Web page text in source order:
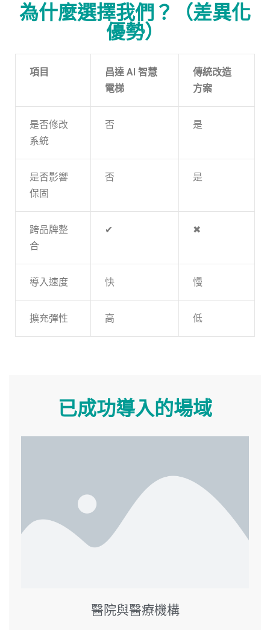
為什麼選擇我們？（差異化
優勢）
項目
昌達 AI 智慧
電梯
傳統改造
方案
是否修改
系統
否 是
是否影響
保固
否 是
跨品牌整
合
✔ ✖
導入速度 快 慢
擴充彈性 高 低
已成功導入的場域
醫院與醫療機構